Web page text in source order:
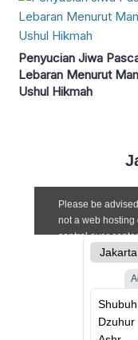
Penyucian Jiwa
Lebaran Menurut
Ushul Hikmah